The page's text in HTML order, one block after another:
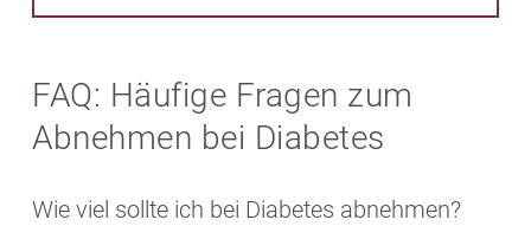
FAQ: Häufige Fragen zum
Abnehmen bei Diabetes
Wie viel sollte ich bei Diabetes abnehmen?